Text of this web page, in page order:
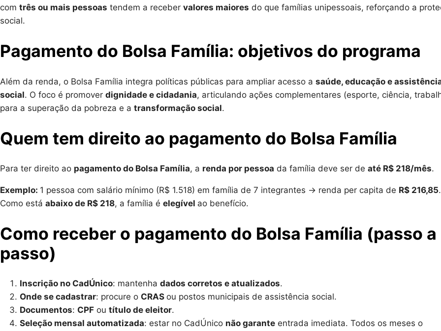
com três ou mais pessoas tendem a receber valores maiores do que famílias unipessoais, reforçando a
social.
Pagamento do Bolsa Família: objetivos do programa
Além da renda, o Bolsa Família integra políticas públicas para ampliar acesso a saúde, educação e
social. O foco é promover dignidade e cidadania, articulando ações complementares (esporte, ciência,
para a superação da pobreza e a transformação social.
Quem tem direito ao pagamento do Bolsa Família
Para ter direito ao pagamento do Bolsa Família, a renda por pessoa da família deve ser de até R$ 218/mês.
Exemplo: 1 pessoa com salário mínimo (R$ 1.518) em família de 7 integrantes → renda per capita de R$ 216,85.
Como está abaixo de R$ 218, a família é elegível ao benefício.
Como receber o pagamento do Bolsa Família (passo a
passo)
Inscrição no CadÚnico: mantenha dados corretos e atualizados.
Onde se cadastrar: procure o CRAS ou postos municipais de assistência social.
Documentos: CPF ou título de eleitor.
Seleção mensal automatizada: estar no CadÚnico não garante entrada imediata. Todos os meses o